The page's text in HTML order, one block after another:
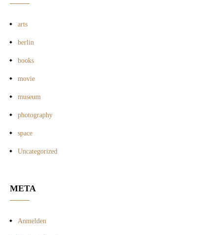
arts
berlin
books
movie
museum
photography
space
Uncategorized
META
Anmelden